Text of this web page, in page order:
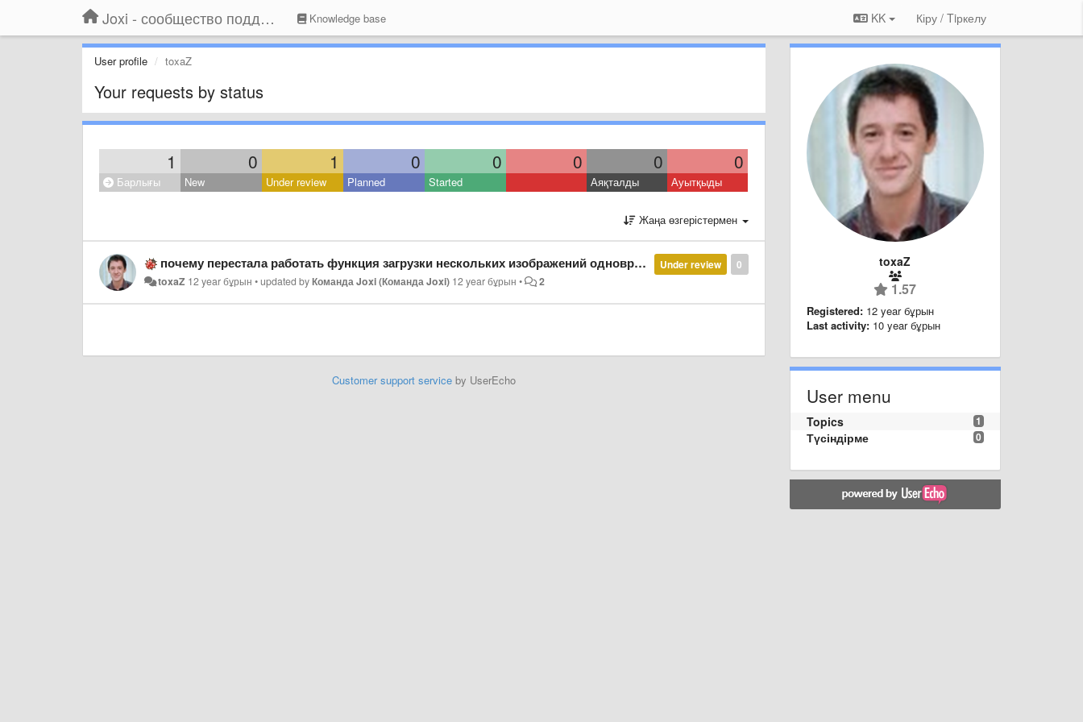
Joxi - сообщество поддержки Knowledge base KK Кіру / Tiркелу
User profile toxaZ
Your requests by status
1 0 1 0 0 0 0 0
Барлығы New Under review Planned Started Аяқталды Ауытқыды
Жаңа өзгерістермен
0
Under review
почему перестала работать функция загрузки нескольких изображений одновременно (через контекстное меню)
toxaZ 12 year бұрын •updated byКоманда Joxi (Команда Joxi) 12 year бұрын • 2
Customer support serviceby UserEcho
toxaZ
1.57
Registered: 12 year бұрын
Last activity: 10 year бұрын
User menu
1
Topics
0
Түсіндірме